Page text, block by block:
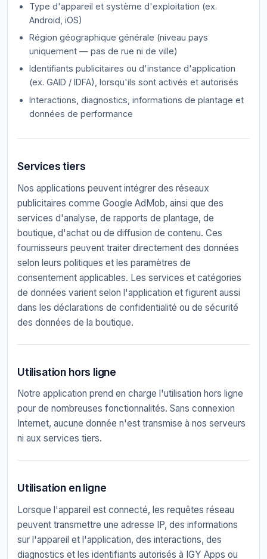
Type d'appareil et système d'exploitation (ex.
Android, iOS)
Région géographique générale (niveau pays
uniquement — pas de rue ni de ville)
Identifiants publicitaires ou d'instance d'application
(ex. GAID / IDFA), lorsqu'ils sont activés et autorisés
Interactions, diagnostics, informations de plantage et
données de performance
Services tiers
Nos applications peuvent intégrer des réseaux
publicitaires comme Google AdMob, ainsi que des
services d'analyse, de rapports de plantage, de
boutique, d'achat ou de diffusion de contenu. Ces
fournisseurs peuvent traiter directement des données
selon leurs politiques et les paramètres de
consentement applicables. Les services et catégories
de données varient selon l'application et figurent aussi
dans les déclarations de confidentialité ou de sécurité
des données de la boutique.
Utilisation hors ligne
Notre application prend en charge l'utilisation hors ligne
pour de nombreuses fonctionnalités. Sans connexion
Internet, aucune donnée n'est transmise à nos serveurs
ni aux services tiers.
Utilisation en ligne
Lorsque l'appareil est connecté, les requêtes réseau
peuvent transmettre une adresse IP, des informations
sur l'appareil et l'application, des interactions, des
diagnostics et les identifiants autorisés à IGY Apps ou